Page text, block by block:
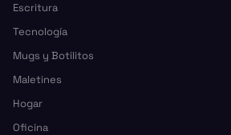
Escritura
Tecnología
Mugs y Botilitos
Maletines
Hogar
Oficina